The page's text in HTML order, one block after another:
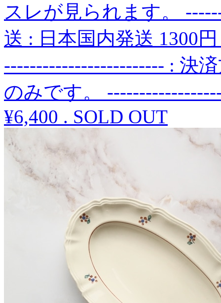
スレが見られます。
送 : 日本国内発送 1300
------------------------- : 決
のみです。
¥6,400 . SOLD OUT